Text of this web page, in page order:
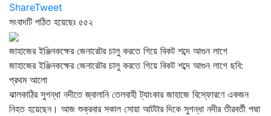
ShareTweet
সংবাদটি পঠিত হয়েছেঃ ৫৫২
জাহাজের ইঞ্জিনকক্ষের জেনারেটর চালু করতে গিয়ে বিকট শব্দে আগুন লাগে
জাহাজের ইঞ্জিনকক্ষের জেনারেটর চালু করতে গিয়ে বিকট শব্দে আগুন লাগে ছবি:
প্রথম আলো
ঝালকাঠির সুগন্ধা নদীতে জ্বালানি তেলবাহী ট্যাংকার জাহাজে বিস্ফোরণে একজন
নিহত হয়েছেন। আজ শুক্রবার সকাল সোয়া আটটার দিকে সুগন্ধা নদীর তীরবর্তী পদ্মা